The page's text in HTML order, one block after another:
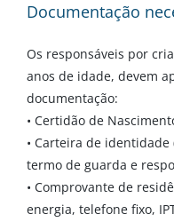
Documentação
Os responsáveis por
anos de idade, devem
documentação:
• Certidão de
• Carteira de identidade
termo de guarda e
• Comprovante de
energia, telefone fixo,